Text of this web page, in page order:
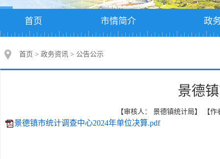
首页 市情简介 政
首页 > 政务资讯 > 公告公示
景德
【审核人： 景德镇统计局】 【
景德镇市统计调查中心2024年单位决算.pdf